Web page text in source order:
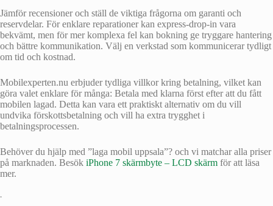
Jämför recensioner och ställ de viktiga frågorna om garanti och
reservdelar. För enklare reparationer kan express‑drop‑in vara
bekvämt, men för mer komplexa fel kan bokning ge tryggare hantering
och bättre kommunikation. Välj en verkstad som kommunicerar tydligt
om tid och kostnad.
Mobilexperten.nu erbjuder tydliga villkor kring betalning, vilket kan
göra valet enklare för många: Betala med klarna först efter att du fått
mobilen lagad. Detta kan vara ett praktiskt alternativ om du vill
undvika förskottsbetalning och vill ha extra trygghet i
betalningsprocessen.
Behöver du hjälp med ”laga mobil uppsala”? och vi matchar alla priser
på marknaden. Besök iPhone 7 skärmbyte – LCD skärm för att läsa
mer.
•